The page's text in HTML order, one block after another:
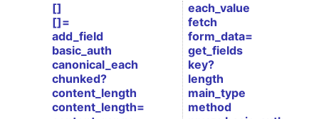
[]
[]=
add_field
basic_auth
canonical_each
chunked?
content_length
content_length=
each_value
fetch
form_data=
get_fields
key?
length
main_type
method